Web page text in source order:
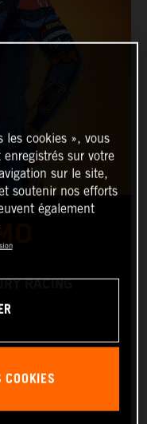
RACING
cookies », vous
sur votre
sur le site,
soutenir nos efforts
également